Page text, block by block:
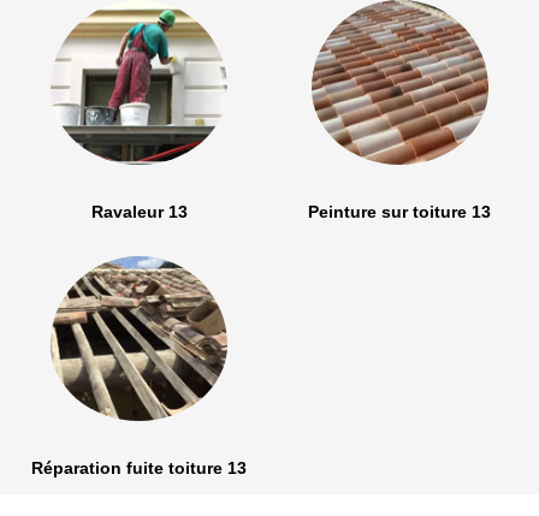
Ravaleur 13 Peinture sur toiture 13
Réparation fuite toiture 13